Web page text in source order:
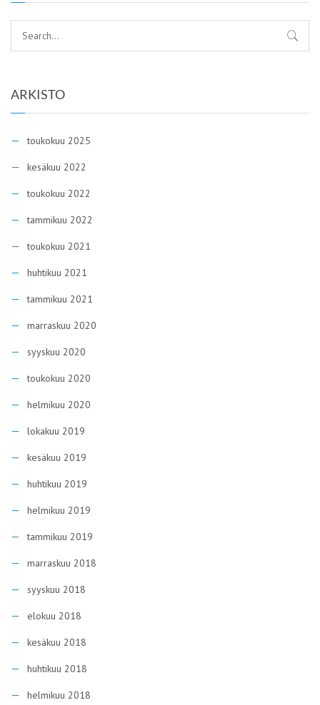
ARKISTO
toukokuu 2025
kesäkuu 2022
toukokuu 2022
tammikuu 2022
toukokuu 2021
huhtikuu 2021
tammikuu 2021
marraskuu 2020
syyskuu 2020
toukokuu 2020
helmikuu 2020
lokakuu 2019
kesäkuu 2019
huhtikuu 2019
helmikuu 2019
tammikuu 2019
marraskuu 2018
syyskuu 2018
elokuu 2018
kesäkuu 2018
huhtikuu 2018
helmikuu 2018